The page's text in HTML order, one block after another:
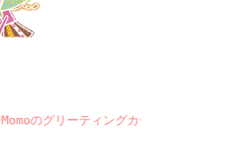
グリーティングカードは、北欧テイスト